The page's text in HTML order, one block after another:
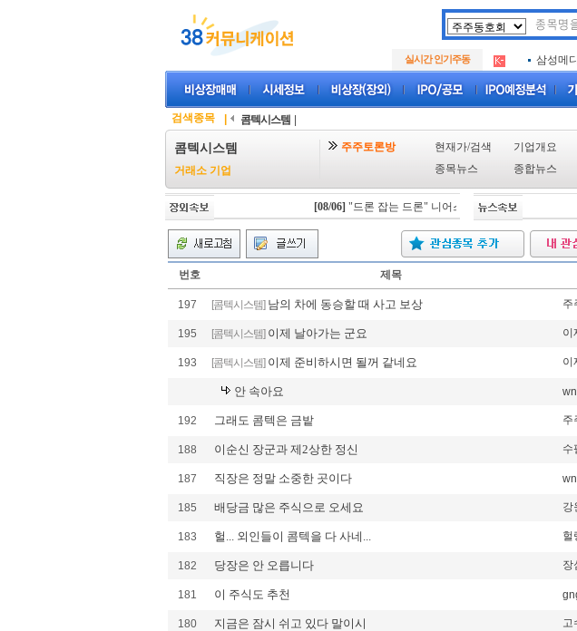
실시간 인기주동
. 아크로
삼성메
.
아크로스
.
아하
검색종목 콤텍시스템
콤텍시스템
거래소 기업
주주토론방 현재가/검색
기업개요
종목뉴스
종합뉴스
[08/06]"드론 잡는 드론" 니어스랩, IPO 시동 "2029년 방
번호 제목
197 [콤텍시스템] 남의 차에 동승할 때 사고 보상 주
195 [콤텍시스템] 이제 날아가는 군요 이
193 [콤텍시스템] 이제 준비하시면 될꺼 같네요 이
안 속아요
192 그래도 콤텍은 금밭 주
188 이순신 장군과 제2상한 정신 수
187 직장은 정말 소중한 곳이다
185 배당금 많은 주식으로 오세요 강
183 헐... 외인들이 콤텍을 다 사네... 헐
182 당장은 안 오릅니다 장
181 이 주식도 추천
180 지금은 잠시 쉬고 있다 말이시 고